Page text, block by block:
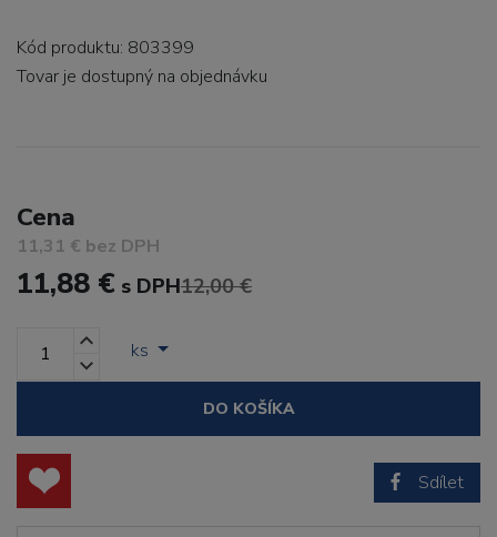
Kód produktu: 803399
Tovar je dostupný na objednávku
Cena
11,31 € bez DPH
11,88 € s DPH12,00 €
ks
DO KOŠÍKA
Sdílet